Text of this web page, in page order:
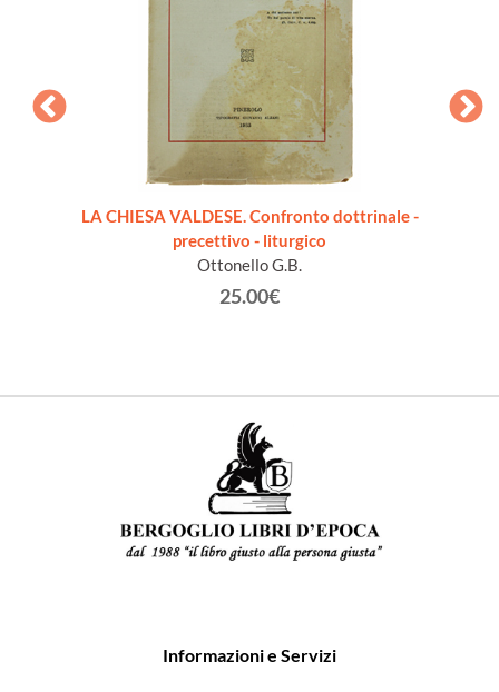
LA CHIESA VALDESE. Confronto dottrinale -
precettivo - liturgico
Ottonello G.B.
25.00€
Informazioni e Servizi